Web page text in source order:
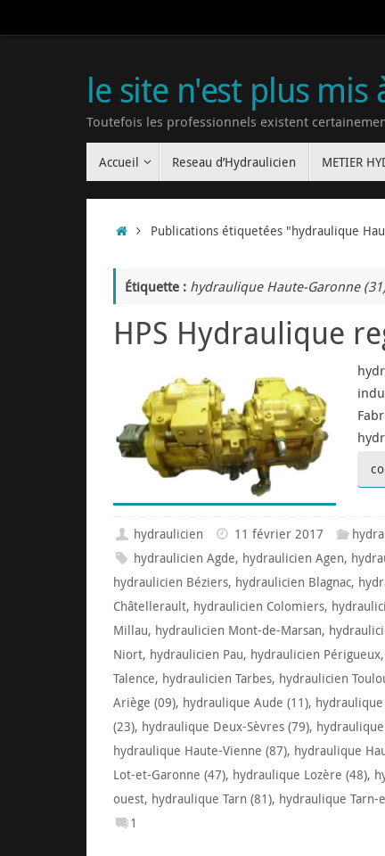
le site n'est plus mis
Toutefois les professionnels existent
Accueil Reseau d’Hydraulicien METIER
Publications étiquetées "hydraulique
Étiquette : hydraulique Haute-Garonne
HPS Hydraulique
hydraulicien 11 février 2017
hydraulicien Agde, hydraulicien Agen,
hydraulicien Béziers, hydraulicien Blagnac,
Châtellerault, hydraulicien Colomiers,
Millau, hydraulicien Mont-de-Marsan,
Niort, hydraulicien Pau, hydraulicien Périgueux,
Talence, hydraulicien Tarbes, hydraulicien
Ariège (09), hydraulique Aude (11),
(23), hydraulique Deux-Sèvres (79),
hydraulique Haute-Vienne (87), hydraulique
Lot-et-Garonne (47), hydraulique Lozère (48),
ouest, hydraulique Tarn (81), hydraulique Tarn-
1